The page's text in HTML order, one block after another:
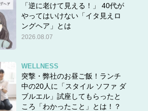
「逆に老けて見える！」 40代が
やってはいけない「イタ見えロ
ングヘア」とは
2026.08.07
WELLNESS
突撃・弊社のお昼ご飯！ランチ
中の20人に「スタイル ソファ ダ
ブルエル」試座してもらったと
ころ「わかったこと」とは！？